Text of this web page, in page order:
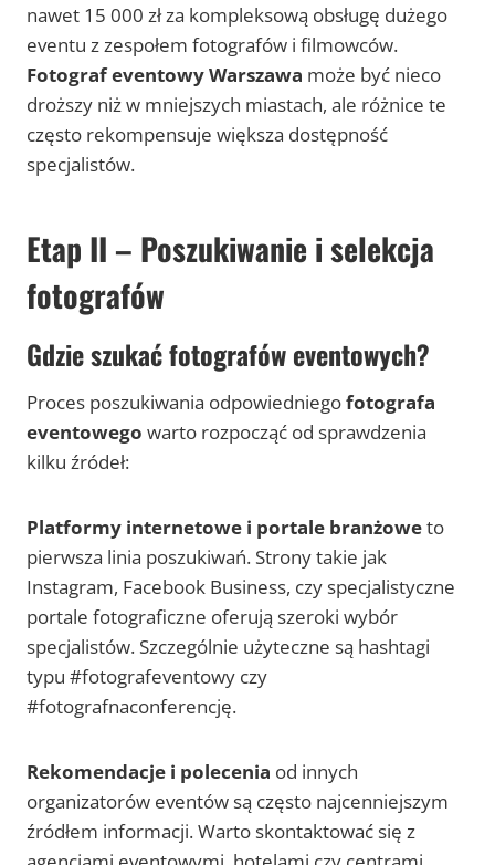
nawet 15 000 zł za kompleksową obsługę dużego
eventu z zespołem fotografów i filmowców.
Fotograf eventowy Warszawa może być nieco
droższy niż w mniejszych miastach, ale różnice te
często rekompensuje większa dostępność
specjalistów.
Etap II – Poszukiwanie i selekcja
fotografów
Gdzie szukać fotografów eventowych?
Proces poszukiwania odpowiedniegofotografa
eventowego warto rozpocząć od sprawdzenia
kilku źródeł:
Platformy internetowe i portale branżoweto
pierwsza linia poszukiwań. Strony takie jak
Instagram, Facebook Business, czy specjalistyczne
portale fotograficzne oferują szeroki wybór
specjalistów. Szczególnie użyteczne są hashtagi
typu #fotografeventowy czy
#fotografnaconferencję.
Rekomendacje i polecenia od innych
organizatorów eventów są często najcenniejszym
źródłem informacji. Warto skontaktować się z